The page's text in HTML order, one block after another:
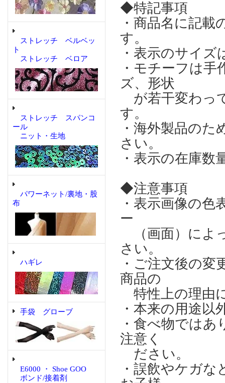
ストレッチ ベルベッ
ト
ストレッチ ベロア
ストレッチ スパンコ
ール
ニット・生地
パワーネット/裏地・股
布
ハギレ
手袋 グローブ
E6000 ・ Shoe GOO
ボンド/接着剤
◆特記事項
・商品名に記
す。
・表示のサイ
・モチーフは
ズ、形状
が若干変わっ
す。
・海外製品の
さい。
・表示の在庫
◆注意事項
・表示画像の
ー
（画面）によ
さい。
・ご注文後の
商品の
特性上の理由
・本来の用途
・食べ物では
注意く
ださい。
・誤飲やケガ